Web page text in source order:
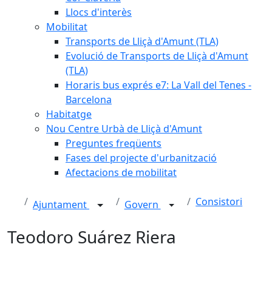
Llocs d'interès
Mobilitat
Transports de Lliçà d'Amunt (TLA)
Evolució de Transports de Lliçà d'Amunt
(TLA)
Horaris bus exprés e7: La Vall del Tenes -
Barcelona
Habitatge
Nou Centre Urbà de Lliçà d'Amunt
Preguntes freqüents
Fases del projecte d'urbanització
Afectacions de mobilitat
Ajuntament Govern Consistori
Teodoro Suárez Riera